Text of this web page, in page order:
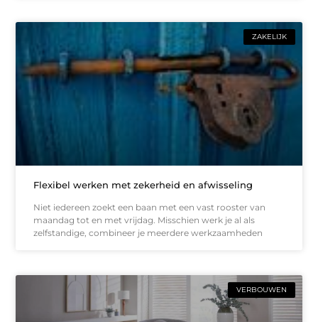
ZAKELIJK
Flexibel werken met zekerheid en afwisseling
Niet iedereen zoekt een baan met een vast rooster van
maandag tot en met vrijdag. Misschien werk je al als
zelfstandige, combineer je meerdere werkzaamheden
VERBOUWEN